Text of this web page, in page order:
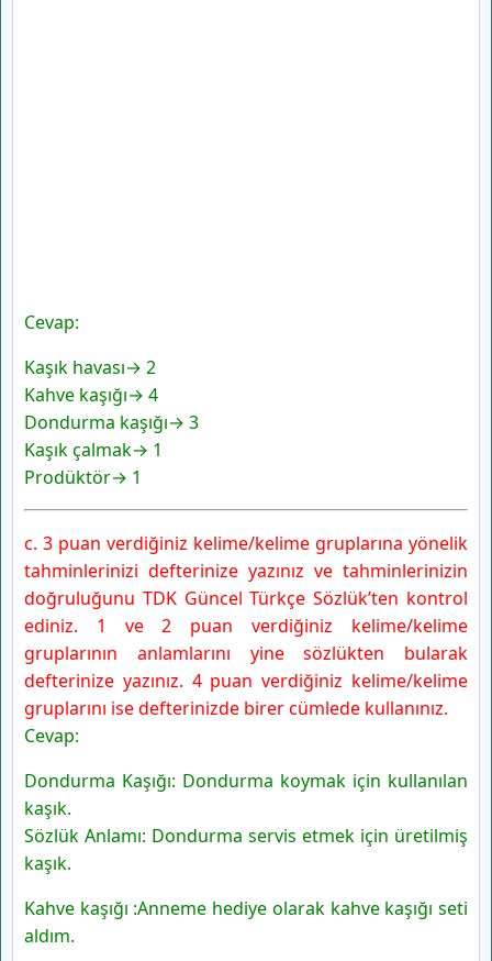
Cevap:
Kaşık havası→ 2
Kahve kaşığı→ 4
Dondurma kaşığı→ 3
Kaşık çalmak→ 1
Prodüktör→ 1
c. 3 puan verdiğiniz kelime/kelime gruplarına yönelik
tahminlerinizi defterinize yazınız ve tahminlerinizin
doğruluğunu TDK Güncel Türkçe Sözlük’ten kontrol
ediniz. 1 ve 2 puan verdiğiniz kelime/kelime
gruplarının anlamlarını yine sözlükten bularak
defterinize yazınız. 4 puan verdiğiniz kelime/kelime
gruplarını ise defterinizde birer cümlede kullanınız.
Cevap:
Dondurma Kaşığı: Dondurma koymak için kullanılan
kaşık.
Sözlük Anlamı: Dondurma servis etmek için üretilmiş
kaşık.
Kahve kaşığı :Anneme hediye olarak kahve kaşığı seti
aldım.